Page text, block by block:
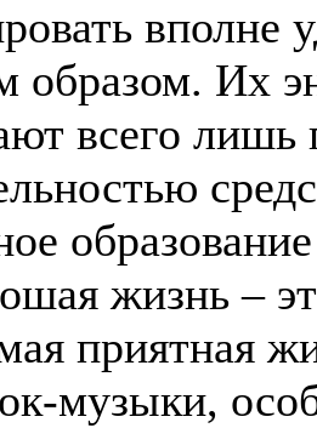
вполне
Их
всего лишь
жизнь –
приятная
музыки,